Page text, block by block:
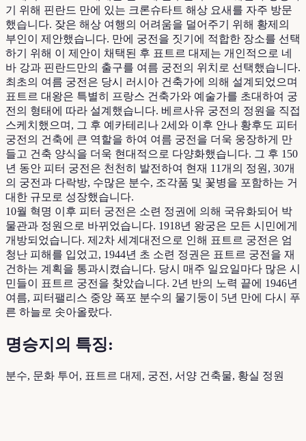
기 위해 핀란드 만에 있는 크론슈타트 해상 요새를 자주 방문
했습니다. 잦은 해상 여행의 어려움을 덜어주기 위해 황제의
부인이 제안했습니다. 만에 궁전을 짓기에 적합한 장소를 선택
하기 위해 이 제안이 채택된 후 표트르 대제는 개인적으로 네
바 강과 핀란드만의 출구를 여름 궁전의 위치로 선택했습니다.
최초의 여름 궁전은 당시 러시아 건축가에 의해 설계되었으며
표트르 대왕은 특별히 프랑스 건축가와 예술가를 초대하여 궁
전의 형태에 따라 설계했습니다. 베르사유 궁전의 정원을 직접
스케치했으며, 그 후 예카테리나 2세와 이후 안나 황후도 피터
궁전의 건축에 ​​큰 역할을 하여 여름 궁전을 더욱 웅장하게 만
들고 건축 양식을 더욱 현대적으로 다양화했습니다. 그 후 150
년 동안 피터 궁전은 천천히 발전하여 현재 11개의 정원, 30개
의 궁전과 다락방, 수많은 분수, 조각품 및 꽃병을 포함하는 거
대한 규모로 성장했습니다.
10월 혁명 이후 피터 궁전은 소련 정권에 의해 국유화되어 박
물관과 정원으로 바뀌었습니다. 1918년 왕궁은 모든 시민에게
개방되었습니다. 제2차 세계대전으로 인해 표트르 궁전은 엄
청난 피해를 입었고, 1944년 초 소련 정권은 표트르 궁전을 재
건하는 계획을 통과시켰습니다. 당시 매주 일요일마다 많은 시
민들이 표트르 궁전을 찾았습니다. 2년 반의 노력 끝에 1946년
여름, 피터팰리스 중앙 폭포 분수의 물기둥이 5년 만에 다시 푸
른 하늘로 솟아올랐다.
명승지의 특징:
분수, 문화 투어, 표트르 대제, 궁전, 서양 건축물, 황실 정원